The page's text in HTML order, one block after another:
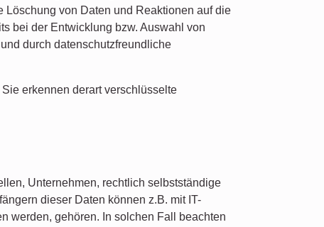
Löschung von Daten und Reaktionen auf die
bei der Entwicklung bzw. Auswahl von
durch datenschutzfreundliche
erkennen derart verschlüsselte
Unternehmen, rechtlich selbstständige
dieser Daten können z.B. mit IT-
werden, gehören. In solchen Fall beachten